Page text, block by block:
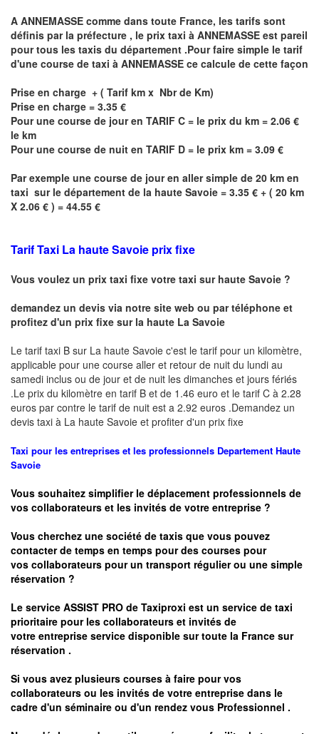
A ANNEMASSE comme dans toute France, les tarifs sont
définis par la préfecture , le prix taxi à ANNEMASSE est pareil
pour tous les taxis du département .Pour faire simple le tarif
d'une course de taxi à ANNEMASSE ce calcule de cette façon
Prise en charge + ( Tarif km x Nbr de Km)
Prise en charge = 3.35 €
Pour une course de jour en TARIF C = le prix du km = 2.06 €
le km
Pour une course de nuit en TARIF D = le prix km = 3.09 €
Par exemple une course de jour en aller simple de 20 km en
taxi sur le département de la haute Savoie = 3.35 € + ( 20 km
X 2.06 € ) = 44.55 €
Tarif Taxi La haute Savoie prix fixe
Vous voulez un prix taxi fixe votre taxi sur haute Savoie ?
demandez un devis via notre site web ou par téléphone et
profitez d'un prix fixe sur la haute La Savoie
Le tarif taxi B sur La haute Savoie c'est le tarif pour un kilomètre,
applicable pour une course aller et retour de nuit du lundi au
samedi inclus ou de jour et de nuit les dimanches et jours fériés
.Le prix du kilomètre en tarif B et de 1.46 euro et le tarif C à 2.28
euros par contre le tarif de nuit est a 2.92 euros .Demandez un
devis taxi à La haute Savoie et profiter d'un prix fixe
Taxi pour les entreprises et les professionnels Departement Haute
Savoie
Vous souhaitez simplifier le déplacement professionnels de
vos collaborateurs et les invités de votre entreprise ?
Vous cherchez une société de taxis que vous pouvez
contacter de temps en temps pour des courses pour
vos collaborateurs pour un transport régulierou une simple
réservation ?
Le service ASSIST PRO de Taxiproxi est un service de taxi
prioritaire pour les collaborateurs et invités de
votre entreprise service disponible sur toute la France sur
réservation .
Si vous avez plusieurs courses à faire pour vos
collaborateurs ou les invités de votre entreprise dans le
cadre d'un séminaire ou d'un rendez vous Professionnel .